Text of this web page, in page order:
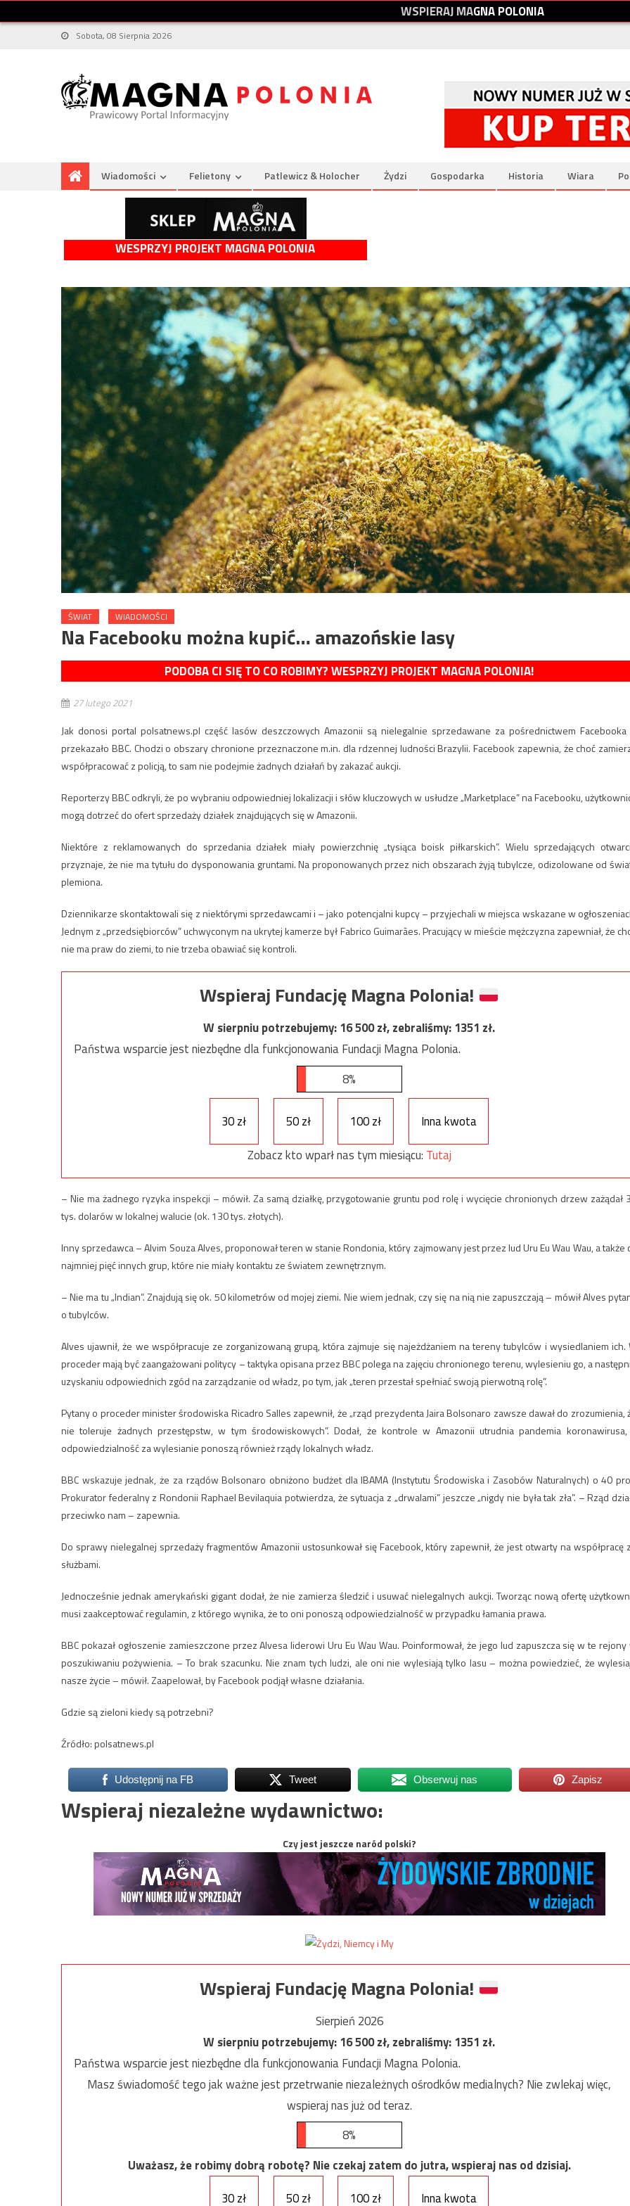
WSPIERAJMAGNAPOLONIA
Sobota, 08 Sierpnia 2026
Wiadomości Felietony Patlewicz & Holocher Żydzi Gospodarka Historia Wiara
WESPRZYJ PROJEKT MAGNA POLONIA
ŚWIAT WIADOMOŚCI
Na Facebooku można kupić… amazońskie lasy
PODOBA CI SIĘ TO CO ROBIMY? WESPRZYJ PROJEKT MAGNA POLONIA!
27 lutego 2021
Jak donosi portal polsatnews.pl część lasów deszczowych Amazonii są nielegalnie sprzedawane za pośrednictwem
przekazało BBC. Chodzi o obszary chronione przeznaczone m.in. dla rdzennej ludności Brazylii. Facebook zapewnia, że choć
współpracować z policją, to sam nie podejmie żadnych działań by zakazać aukcji.
Reporterzy BBC odkryli, że po wybraniu odpowiedniej lokalizacji i słów kluczowych w usłudze „Marketplace” na Facebooku,
mogą dotrzeć do ofert sprzedaży działek znajdujących się w Amazonii.
Niektóre z reklamowanych do sprzedania działek miały powierzchnię „tysiąca boisk piłkarskich”. Wielu sprzedających
przyznaje, że nie ma tytułu do dysponowania gruntami. Na proponowanych przez nich obszarach żyją tubylcze, odizolowane od
plemiona.
Dziennikarze skontaktowali się z niektórymi sprzedawcami i – jako potencjalni kupcy – przyjechali w miejsca wskazane w
Jednym z „przedsiębiorców” uchwyconym na ukrytej kamerze był Fabrico Guimarães. Pracujący w mieście mężczyzna zapewniał, że
nie ma praw do ziemi, to nie trzeba obawiać się kontroli.
Wspieraj Fundację Magna Polonia!
W sierpniu potrzebujemy:16 500zł, zebraliśmy:1351 zł.
Państwa wsparcie jest niezbędne dla funkcjonowania Fundacji Magna Polonia.
8%
30 zł 50 zł 100 zł
Inna kwota
Zobacz kto wparł nas tym miesiącu: Tutaj
– Nie ma żadnego ryzyka inspekcji – mówił. Za samą działkę, przygotowanie gruntu pod rolę i wycięcie chronionych drzew zażądał
tys. dolarów w lokalnej walucie (ok. 130 tys. złotych).
Inny sprzedawca – Alvim Souza Alves, proponował teren w stanie Rondonia, który zajmowany jest przez lud Uru Eu Wau Wau, a także
najmniej pięć innych grup, które nie miały kontaktu ze światem zewnętrznym.
– Nie ma tu „Indian”. Znajdują się ok. 50 kilometrów od mojej ziemi. Nie wiem jednak, czy się na nią nie zapuszczają – mówił Alves
o tubylców.
Alves ujawnił, że we współpracuje ze zorganizowaną grupą, która zajmuje się najeżdżaniem na tereny tubylców i wysiedlaniem ich.
proceder mają być zaangażowani politycy – taktyka opisana przez BBC polega na zajęciu chronionego terenu, wylesieniu go, a
uzyskaniu odpowiednich zgód na zarządzanie od władz, po tym, jak „teren przestał spełniać swoją pierwotną rolę”.
Pytany o proceder minister środowiska Ricadro Salles zapewnił, że „rząd prezydenta Jaira Bolsonaro zawsze dawał do zrozumienia,
nie toleruje żadnych przestępstw, w tym środowiskowych”. Dodał, że kontrole w Amazonii utrudnia pandemia
odpowiedzialność za wylesianie ponoszą również rządy lokalnych władz.
BBC wskazuje jednak, że za rządów Bolsonaro obniżono budżet dla IBAMA (Instytutu Środowiska i Zasobów Naturalnych) o 40
Prokurator federalny z Rondonii Raphael Bevilaquia potwierdza, że sytuacja z „drwalami” jeszcze „nigdy nie była tak zła”. – Rząd
przeciwko nam – zapewnia.
Do sprawy nielegalnej sprzedaży fragmentów Amazonii ustosunkował się Facebook, który zapewnił, że jest otwarty na współpracę
służbami.
Jednocześnie jednak amerykański gigant dodał, że nie zamierza śledzić i usuwać nielegalnych aukcji. Tworząc nową ofertę
musi zaakceptować regulamin, z którego wynika, że to oni ponoszą odpowiedzialność w przypadku łamania prawa.
BBC pokazał ogłoszenie zamieszczone przez Alvesa liderowi Uru Eu Wau Wau. Poinformował, że jego lud zapuszcza się w te rejony
poszukiwaniu pożywienia. – To brak szacunku. Nie znam tych ludzi, ale oni nie wylesiają tylko lasu – można powiedzieć, że
nasze życie – mówił. Zaapelował, by Facebook podjął własne działania.
Gdzie są zieloni kiedy są potrzebni?
Źródło: polsatnews.pl
Udostępnij na FB Tweet Obserwuj nas Zapisz
Wspieraj niezależne wydawnictwo:
Czy jest jeszcze naród polski?
Wspieraj Fundację Magna Polonia!
Sierpień 2026
W sierpniu potrzebujemy:16 500zł, zebraliśmy:1351 zł.
Państwa wsparcie jest niezbędne dla funkcjonowania Fundacji Magna Polonia.
Masz świadomość tego jak ważne jest przetrwanie niezależnych ośrodków medialnych? Nie zwlekaj więc,
wspieraj nas już od teraz.
8%
Uważasz, że robimy dobrą robotę? Nie czekaj zatem do jutra, wspieraj nas od dzisiaj.
30 zł
50 zł 100 zł Inna kwota